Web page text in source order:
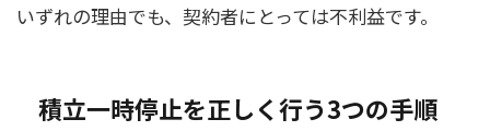
いずれの理由でも、契約者にとっては不利益です。
積立一時停止を正しく行う3つの手順